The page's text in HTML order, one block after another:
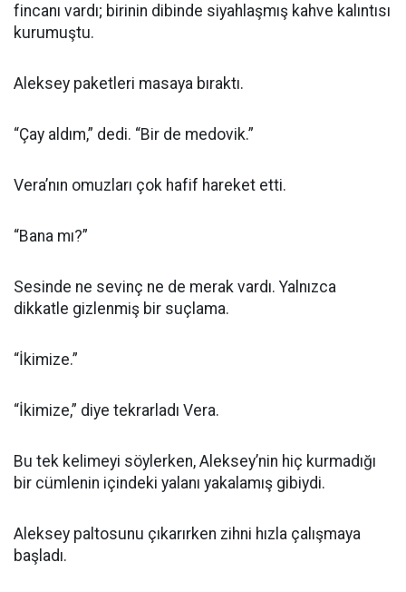
fincanı vardı; birinin dibinde siyahlaşmış kahve kalıntısı
kurumuştu.
Aleksey paketleri masaya bıraktı.
“Çay aldım,” dedi. “Bir de medovik.”
Vera’nın omuzları çok hafif hareket etti.
“Bana mı?”
Sesinde ne sevinç ne de merak vardı. Yalnızca
dikkatle gizlenmiş bir suçlama.
“İkimize.”
“İkimize,” diye tekrarladı Vera.
Bu tek kelimeyi söylerken, Aleksey’nin hiç kurmadığı
bir cümlenin içindeki yalanı yakalamış gibiydi.
Aleksey paltosunu çıkarırken zihni hızla çalışmaya
başladı.